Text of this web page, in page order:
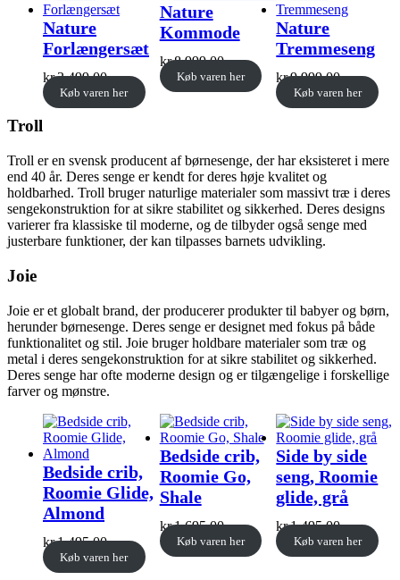
Nature
Forlængersæt
kr.3.499,00
Køb varen her
Nature
Kommode
kr.8.999,00
Køb varen her
Nature
Tremmeseng
kr.9.999,00
Køb varen her
Troll
Troll er en svensk producent af børnesenge, der har eksisteret i mere
end 40 år. Deres senge er kendt for deres høje kvalitet og
holdbarhed. Troll bruger naturlige materialer som massivt træ i deres
sengekonstruktion for at sikre stabilitet og sikkerhed. Deres designs
varierer fra klassiske til moderne, og de tilbyder også senge med
justerbare funktioner, der kan tilpasses barnets udvikling.
Joie
Joie er et globalt brand, der producerer produkter til babyer og børn,
herunder børnesenge. Deres senge er designet med fokus på både
funktionalitet og stil. Joie bruger holdbare materialer som træ og
metal i deres sengekonstruktion for at sikre stabilitet og sikkerhed.
Deres senge har ofte moderne design og er tilgængelige i forskellige
farver og mønstre.
Bedside crib,
Roomie Glide,
Almond
kr.1.495,00
Køb varen her
Bedside crib,
Roomie Go,
Shale
kr.1.695,00
Køb varen her
Side by side
seng, Roomie
glide, grå
kr.1.495,00
Køb varen her